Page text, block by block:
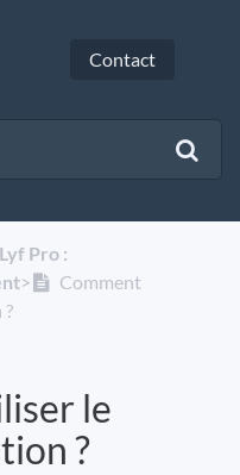
Contact
​Lyf Pro :
​>​
Comment
le
?